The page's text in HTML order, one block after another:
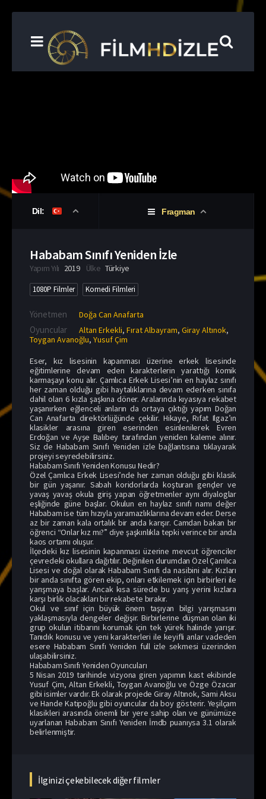
Dil: Fragman
Hababam Sınıfı Yeniden İzle
Yapım Yılı 2019 Ülke Türkiye
1080P Filmler Komedi Filmleri
Yönetmen Doğa Can Anafarta
Oyuncular Altan Erkekli, Fırat Albayram, Giray Altınok,
Toygan Avanoğlu, Yusuf Çim
Eser, kız lisesinin kapanması üzerine erkek lisesinde
eğitimlerine devam eden karakterlerin yarattığı komik
karmaşayı konu alır. Çamlıca Erkek Lisesi’nin en haylaz sınıfı
her zaman olduğu gibi haytalıklarına devam ederken sınıfa
dahil olan 6 kızla şaşkına döner. Aralarında kıyasıya rekabet
yaşanırken eğlenceli anların da ortaya çıktığı yapım Doğan
Can Anafarta direktörlüğünde çekilir. Hikaye, Rıfat Ilgaz’ın
klasikler arasına giren eserinden esinlenilerek Evren
Erdoğan ve Ayşe Balıbey tarafından yeniden kaleme alınır.
Siz de Hababam Sınıfı Yeniden izle bağlantısına tıklayarak
projeyi seyredebilirsiniz.
Hababam Sınıfı Yeniden Konusu Nedir?
Özel Çamlıca Erkek Lisesi’nde her zaman olduğu gibi klasik
bir gün yaşanır. Sabah koridorlarda koşturan gençler ve
yavaş yavaş okula giriş yapan öğretmenler aynı diyaloglar
eşliğinde güne başlar. Okulun en haylaz sınıfı namı değer
Hababam ise tüm hızıyla yaramazlıklarına devam eder. Derse
az bir zaman kala ortalık bir anda karışır. Camdan bakan bir
öğrenci “Onlar kız mı?” diye şaşkınlıkla tepki verince bir anda
kaos ortamı oluşur.
İlçedeki kız lisesinin kapanması üzerine mevcut öğrenciler
çevredeki okullara dağıtılır. Değinilen durumdan Özel Çamlıca
Lisesi ve doğal olarak Hababam Sınıfı da nasibini alır. Kızları
bir anda sınıfta gören ekip, onları etkilemek için birbirleri ile
yarışmaya başlar. Ancak kısa sürede bu yarış yerini kızlara
karşı birlik olacakları bir rekabete bırakır.
Okul ve sınıf için büyük önem taşıyan bilgi yarışmasını
yaklaşmasıyla dengeler değişir. Birbirlerine düşman olan iki
grup okulun itibarını korumak için tek yürek halinde yarışır.
Tanıdık konusu ve yeni karakterleri ile keyifli anlar vadeden
esere Hababam Sınıfı Yeniden full izle sekmesi üzerinden
ulaşabilirsiniz.
Hababam Sınıfı Yeniden Oyuncuları
5 Nisan 2019 tarihinde vizyona giren yapımın kast ekibinde
Yusuf Çim, Altan Erkekli, Toygan Avanoğlu ve Özge Özacar
gibi isimler vardır. Ek olarak projede Giray Altınok, Sami Aksu
ve Hande Katipoğlu gibi oyuncular da boy gösterir. Yeşilçam
klasikleri arasında önemli bir yere sahip olan ve günümüze
uyarlanan Hababam Sınıfı Yeniden İmdb puanıysa 3.1 olarak
belirlenmiştir.
İlginizi çekebilecek diğer filmler